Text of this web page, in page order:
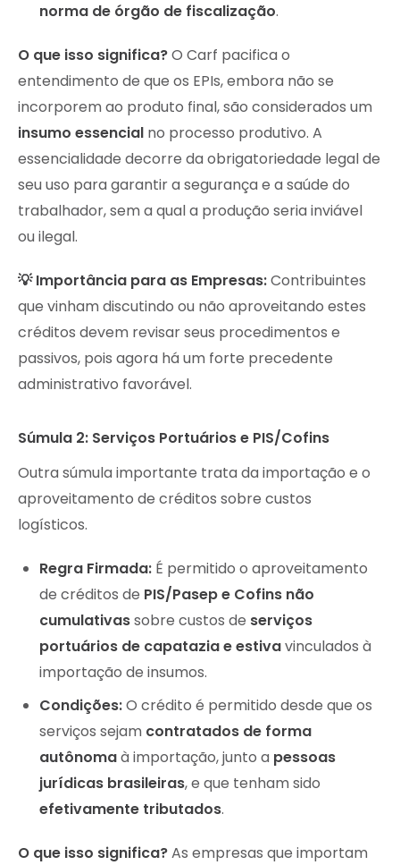
norma de órgão de fiscalização.
O que isso significa?O Carf pacifica o
entendimento de que os EPIs, embora não se
incorporem ao produto final, são considerados um
insumo essencial no processo produtivo. A
essencialidade decorre da obrigatoriedade legal de
seu uso para garantir a segurança e a saúde do
trabalhador, sem a qual a produção seria inviável
ou ilegal.
💡 Importância para as Empresas:Contribuintes
que vinham discutindo ou não aproveitando estes
créditos devem revisar seus procedimentos e
passivos, pois agora há um forte precedente
administrativo favorável.
Súmula 2: Serviços Portuários e PIS/Cofins
Outra súmula importante trata da importação e o
aproveitamento de créditos sobre custos
logísticos.
Regra Firmada: É permitido o aproveitamento
de créditos de PIS/Pasep e Cofins não
cumulativassobre custos de serviços
portuários de capatazia e estivavinculados à
importação de insumos.
Condições:O crédito é permitido desde que os
serviços sejam contratados de forma
autônomaà importação, junto a pessoas
jurídicas brasileiras, e que tenham sido
efetivamente tributados.
O que isso significa?As empresas que importam